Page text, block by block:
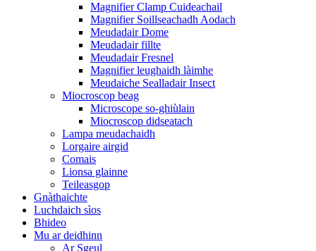
Magnifier Clamp Cuideachail
Magnifier Soillseachadh Aodach
Meudadair Dome
Meudadair fillte
Meudadair Fresnel
Magnifier leughaidh làimhe
Meudaiche Sealladair Insect
Miocroscop beag
Microscope so-ghiùlain
Miocroscop didseatach
Lampa meudachaidh
Lorgaire airgid
Comais
Lionsa glainne
Teileasgop
Gnàthaichte
Luchdaich sìos
Bhideo
Mu ar deidhinn
Ar Sgeul